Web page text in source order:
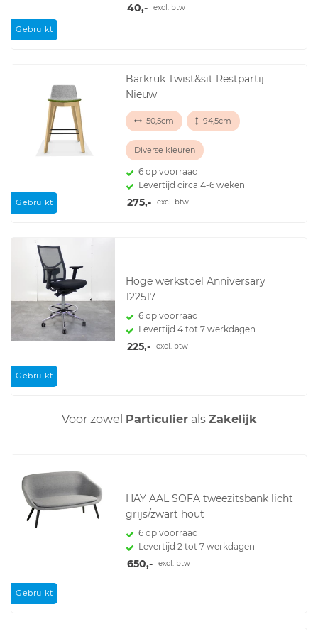
Gebruikt
40,- excl. btw
Gebruikt
Barkruk Twist&sit Restpartij
Nieuw
50,5cm 94,5cm
Diverse kleuren
6 op voorraad
Levertijd circa 4-6 weken
275,- excl. btw
Gebruikt
Hoge werkstoel Anniversary
122517
6 op voorraad
Levertijd 4 tot 7 werkdagen
225,- excl. btw
Voor zowel Particulierals Zakelijk
Gebruikt
HAY AAL SOFA tweezitsbank licht
grijs/zwart hout
6 op voorraad
Levertijd 2 tot 7 werkdagen
650,- excl. btw